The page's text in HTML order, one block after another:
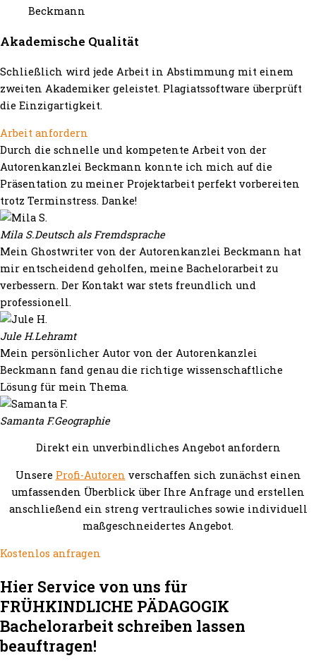
Akademische Qualität
Schließlich wird jede Arbeit in Abstimmung mit einem
zweiten Akademiker geleistet. Plagiatssoftware überprüft
die Einzigartigkeit.
Arbeit anfordern
Durch die schnelle und kompetente Arbeit von der
Autorenkanzlei Beckmann konnte ich mich auf die
Präsentation zu meiner Projektarbeit perfekt vorbereiten
trotz Terminstress. Danke!
Mila S.Deutsch als Fremdsprache
Mein Ghostwriter von der Autorenkanzlei Beckmann hat
mir entscheidend geholfen, meine Bachelorarbeit zu
verbessern. Der Kontakt war stets freundlich und
professionell.
Jule H.Lehramt
Mein persönlicher Autor von der Autorenkanzlei
Beckmann fand genau die richtige wissenschaftliche
Lösung für mein Thema.
Samanta F.Geographie
Direkt ein unverbindliches Angebot anfordern
Unsere Profi-Autoren verschaffen sich zunächst einen
umfassenden Überblick über Ihre Anfrage und erstellen
anschließend ein streng vertrauliches sowie individuell
maßgeschneidertes Angebot.
Kostenlos anfragen
Hier Service von uns für
FRÜHKINDLICHE PÄDAGOGIK
Bachelorarbeit schreiben lassen
beauftragen!